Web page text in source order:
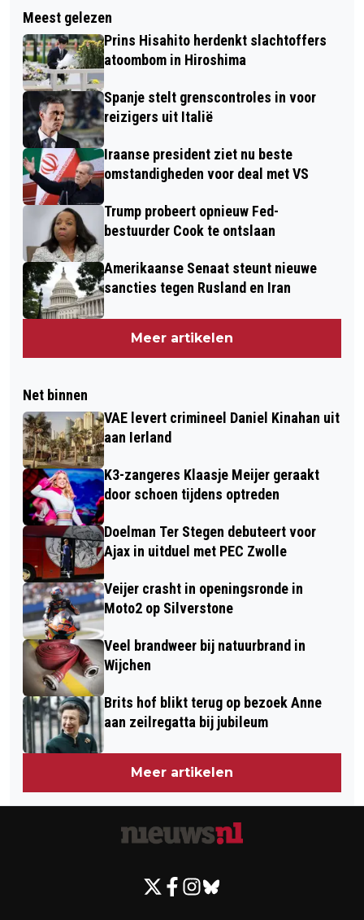
Meest gelezen
Prins Hisahito herdenkt slachtoffers
atoombom in Hiroshima
Spanje stelt grenscontroles in voor
reizigers uit Italië
Iraanse president ziet nu beste
omstandigheden voor deal met VS
Trump probeert opnieuw Fed-
bestuurder Cook te ontslaan
Amerikaanse Senaat steunt nieuwe
sancties tegen Rusland en Iran
Meer artikelen
Net binnen
VAE levert crimineel Daniel Kinahan uit
aan Ierland
K3-zangeres Klaasje Meijer geraakt
door schoen tijdens optreden
Doelman Ter Stegen debuteert voor
Ajax in uitduel met PEC Zwolle
Veijer crasht in openingsronde in
Moto2 op Silverstone
Veel brandweer bij natuurbrand in
Wijchen
Brits hof blikt terug op bezoek Anne
aan zeilregatta bij jubileum
Meer artikelen